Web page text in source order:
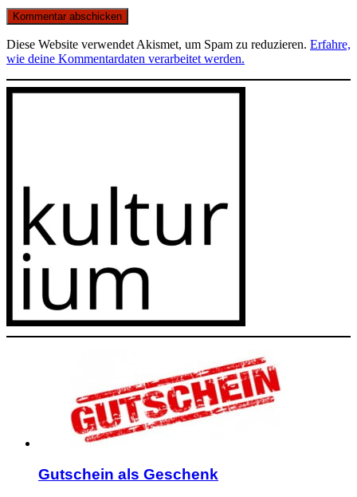
Diese Website verwendet Akismet, um Spam zu reduzieren. Erfahre,
wie deine Kommentardaten verarbeitet werden.
Gutschein als Geschenk